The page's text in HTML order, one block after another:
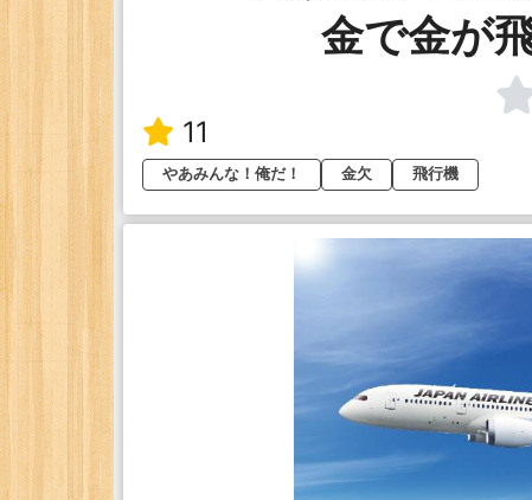
金で金が
11
やあみんな！俺だ！
金欠 飛行機